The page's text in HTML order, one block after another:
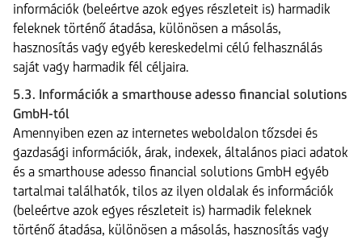
információk (beleértve azok egyes részleteit is) harmadik
feleknek történő átadása, különösen a másolás,
hasznosítás vagy egyéb kereskedelmi célú felhasználás
saját vagy harmadik fél céljaira.
5.3. Információk a smarthouse adesso financial solutions
GmbH-tól
Amennyiben ezen az internetes weboldalon tőzsdei és
gazdasági információk, árak, indexek, általános piaci adatok
és a smarthouse adesso financial solutions GmbH egyéb
tartalmai találhatók, tilos az ilyen oldalak és információk
(beleértve azok egyes részleteit is) harmadik feleknek
történő átadása, különösen a másolás, hasznosítás vagy